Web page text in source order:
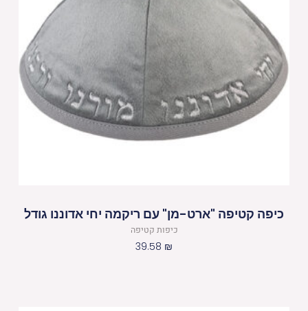
כיפה קטיפה "ארט-מן" עם ריקמה יחי אדוננו גודל
כיפות קטיפה
39.58 ₪